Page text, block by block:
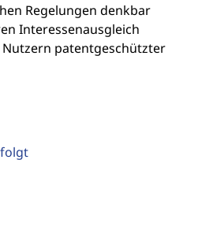
Regelungen denkbar
Interessenausgleich
patentgeschützter